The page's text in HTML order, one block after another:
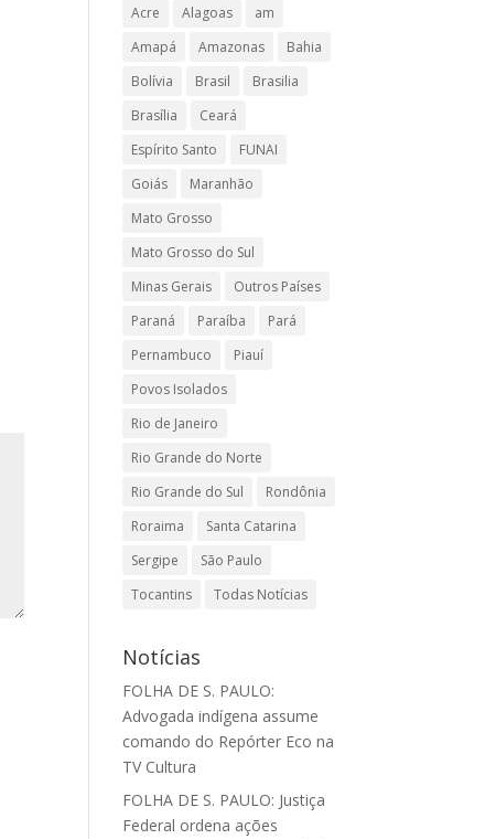
Acre Alagoas
am
Amapá
Amazonas
Bahia
Bolívia
Brasil
Brasilia
Brasília
Ceará
Espírito Santo
FUNAI
Goiás
Maranhão
Mato Grosso
Mato Grosso do Sul
Minas Gerais
Outros Países
Paraná
Paraíba
Pará
Pernambuco
Piauí
Povos Isolados
Rio de Janeiro
Rio Grande do Norte
Rio Grande do Sul
Rondônia
Roraima
Santa Catarina
Sergipe
São Paulo
Tocantins
Todas Notícias
Notícias
FOLHA DE S. PAULO:
Advogada indígena assume
comando do Repórter Eco na
TV Cultura
FOLHA DE S. PAULO: Justiça
Federal ordena ações